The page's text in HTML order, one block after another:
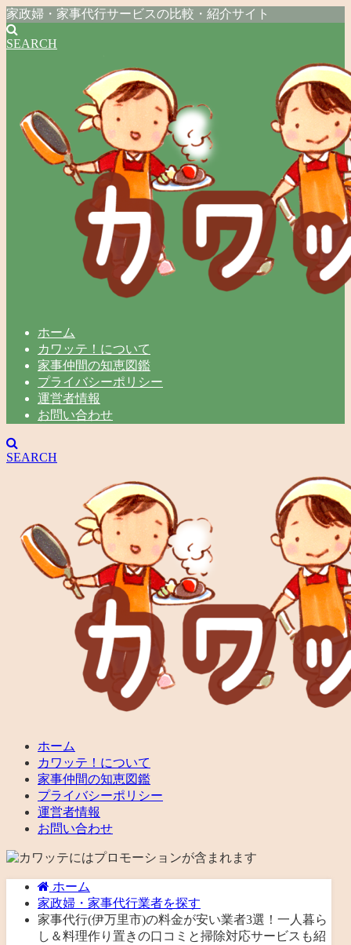
家政婦・家事代行サービスの比較・紹介サイト
SEARCH
ホーム
カワッテ！について
家事仲間の知恵図鑑
プライバシーポリシー
運営者情報
お問い合わせ
SEARCH
ホーム
カワッテ！について
家事仲間の知恵図鑑
プライバシーポリシー
運営者情報
お問い合わせ
ホーム
家政婦・家事代行業者を探す
家事代行(伊万里市)の料金が安い業者3選！一人暮ら
し＆料理作り置きの口コミと掃除対応サービスも紹